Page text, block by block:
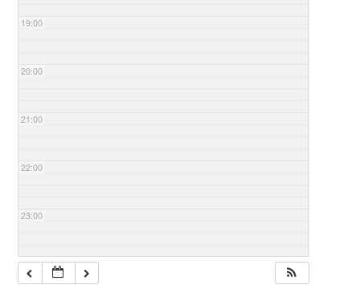
19:00
20:00
21:00
22:00
23:00